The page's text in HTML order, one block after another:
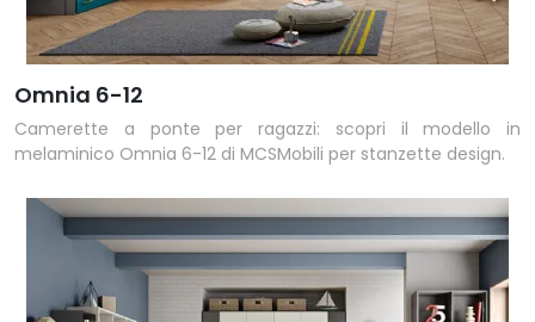
Omnia 6-12
Camerette a ponte per ragazzi: scopri il modello in
melaminico Omnia 6-12 di MCSMobili per stanzette design.